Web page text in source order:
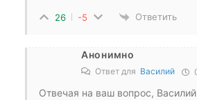
26 -5 Ответить
Анонимно
Ответ для Василий
Отвечая на ваш вопрос,